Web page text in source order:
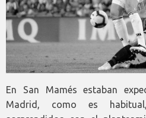
En San Mamés estaban
Madrid, como es